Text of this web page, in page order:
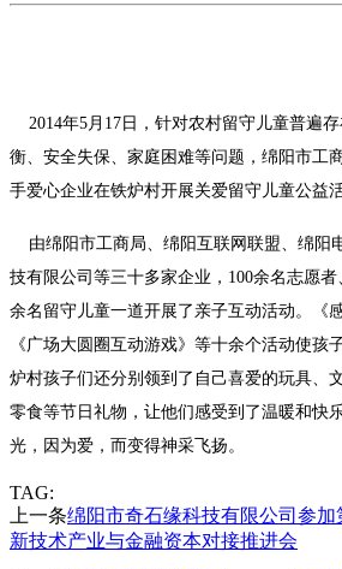
2014年5月17日，针对农村留守儿童普遍
衡、安全失保、家庭困难等问题，绵阳市工
手爱心企业在铁炉村开展关爱留守儿童公益活
由绵阳市工商局、绵阳互联网联盟、绵阳
技有限公司等三十多家企业，100余名志愿
余名留守儿童一道开展了亲子互动活动。《
《广场大圆圈互动游戏》等十余个活动使孩
炉村孩子们还分别领到了自己喜爱的玩具、
零食等节日礼物，让他们感受到了温暖和快
光，因为爱，而变得神采飞扬。
TAG:
上一条绵阳市奇石缘科技有限公司参
新技术产业与金融资本对接推进会